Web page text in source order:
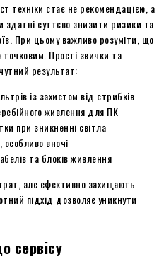
техніки стає не рекомендацією, а
здатні суттєво знизити ризики та
При цьому важливо розуміти, що
Прості звички та
результат:
із захистом від стрибків
живлення для ПК
при зникненні світла
вночі
та блоків живлення
але ефективно захищають
підхід дозволяє уникнути
сервісу